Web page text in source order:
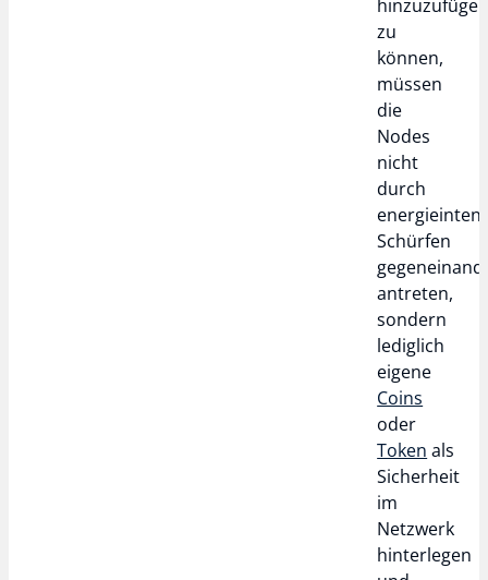
zu
können,
müssen
die
Nodes
nicht
durch
Schürfen
antreten,
sondern
lediglich
eigene
Coins
oder
Token als
Sicherheit
im
Netzwerk
hinterlegen